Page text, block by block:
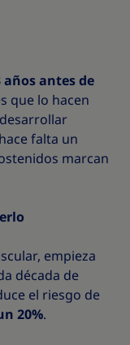
años antes de
que lo hacen
falta un
marcan
empieza
década de
el riesgo de
20%.